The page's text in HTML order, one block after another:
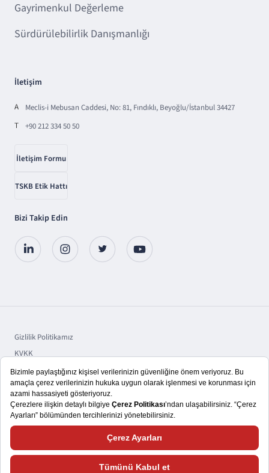
Gayrimenkul Değerleme
Sürdürülebilirlik Danışmanlığı
İletişim
A
Meclis-i Mebusan Caddesi, No: 81, Fındıklı, Beyoğlu/İstanbul 34427
T
+90 212 334 50 50
İletişim Formu
TSKB Etik Hattı
Bizi Takip Edin
Gizlilik Politikamız
KVKK
Sorumluluk
Bilgi Toplumu Hizmetleri
Size daha iyi bir kullanıcı deneyimi yaşatmayı hedefliyoruz. Bu nedenle,
çerezlerden ve web sitemizle nasıl etkileşimde bulunduğunuza ilişkin verileri